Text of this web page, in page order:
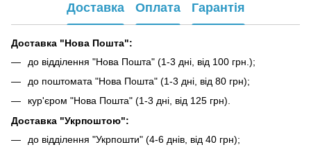
Доставка Оплата Гарантія
Доставка "Нова Пошта":
до відділення "Нова Пошта" (1-3 дні, від 100 грн.);
до поштомата "Нова Пошта" (1-3 дні, від 80 грн);
кур'єром "Нова Пошта" (1-3 дні, від 125 грн).
Доставка "Укрпоштою":
до відділення "Укрпошти" (4-6 днів, від 40 грн);